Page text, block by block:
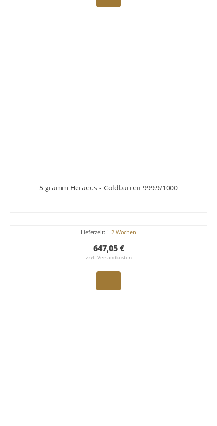
5 gramm Heraeus - Goldbarren 999,9/1000
Lieferzeit: 1-2 Wochen
647,05 €
zzgl. Versandkosten